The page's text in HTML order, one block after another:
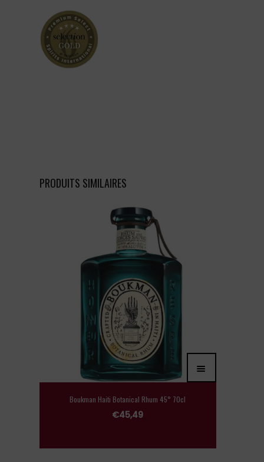
PRODUITS SIMILAIRES
Boukman Haiti Botanical Rhum 45° 70cl
€45,49